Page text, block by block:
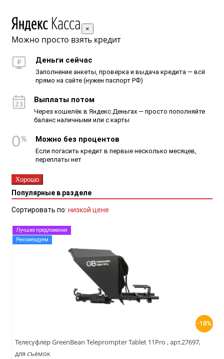
×
Можно просто взять кредит
Деньги сейчас
Заполнение анкеты, проверка и выдача кредита — всё
прямо на сайте (нужен паспорт РФ)
Выплаты потом
Через кошелёк в Яндекс.Деньгах — просто пополняйте
баланс наличными или с карты
Можно без процентов
Если погасить кредит в первые несколько месяцев,
переплаты нет
Хорошо
Популярные в разделе
Сортировать по: низкой цене
-10%
Лучшие предложения
Рекомендуем
Телесуфлер GreenBean Teleprompter Tablet 11Pro , арт.27697,
для съемок